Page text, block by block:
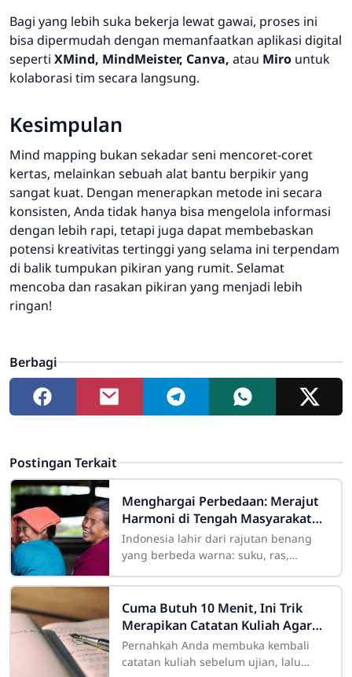
Bagi yang lebih suka bekerja lewat gawai, proses ini
bisa dipermudah dengan memanfaatkan aplikasi digital
seperti XMind, MindMeister, Canva, atau Miro untuk
kolaborasi tim secara langsung.
Kesimpulan
Mind mapping bukan sekadar seni mencoret-coret
kertas, melainkan sebuah alat bantu berpikir yang
sangat kuat. Dengan menerapkan metode ini secara
konsisten, Anda tidak hanya bisa mengelola informasi
dengan lebih rapi, tetapi juga dapat membebaskan
potensi kreativitas tertinggi yang selama ini terpendam
di balik tumpukan pikiran yang rumit. Selamat
mencoba dan rasakan pikiran yang menjadi lebih
ringan!
Berbagi
Postingan Terkait
Menghargai Perbedaan: Merajut
Harmoni di Tengah Masyarakat
yang Beragam
Indonesia lahir dari rajutan benang
yang berbeda warna: suku, ras,
Keberagaman ini laksana mosaik yang
indah jika
Cuma Butuh 10 Menit, Ini Trik
Merapikan Catatan Kuliah Agar
Mudah Diingat
Pernahkah Anda membuka kembali
catatan kuliah sebelum ujian, lalu